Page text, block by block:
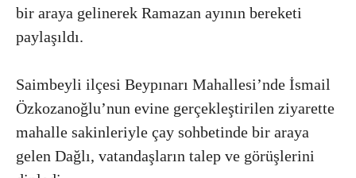
bir araya gelinerek Ramazan ayının bereketi
paylaşıldı.
Saimbeyli ilçesi Beypınarı Mahallesi’nde İsmail
Özkozanoğlu’nun evine gerçekleştirilen ziyarette
mahalle sakinleriyle çay sohbetinde bir araya
gelen Dağlı, vatandaşların talep ve görüşlerini